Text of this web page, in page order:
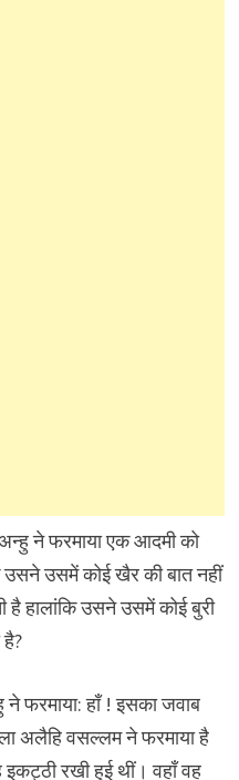
ने फरमाया एक आदमी को
उसने उसमें कोई खैर की बात नहीं
है हालांकि उसने उसमें कोई बुरी
फरमाया: हाँ ! इसका जवाब
अलैहि वसल्लम ने फरमाया है
रखी हुई थीं। वहाँ वह